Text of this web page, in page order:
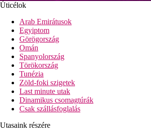
Úticélok
Arab Emirátusok
Egyiptom
Görögország
Omán
Spanyolország
Törökország
Tunézia
Zöld-foki szigetek
Last minute utak
Dinamikus csomagtúrák
Csak szállásfoglalás
Utasaink részére